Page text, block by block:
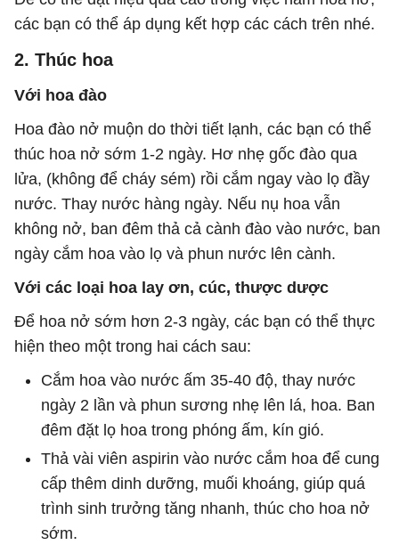
các bạn có thể áp dụng kết hợp các cách trên nhé.
2. Thúc hoa
Với hoa đào
Hoa đào nở muộn do thời tiết lạnh, các bạn có thể
thúc hoa nở sớm 1-2 ngày. Hơ nhẹ gốc đào qua
lửa, (không để cháy sém) rồi cắm ngay vào lọ đầy
nước. Thay nước hàng ngày. Nếu nụ hoa vẫn
không nở, ban đêm thả cả cành đào vào nước, ban
ngày cắm hoa vào lọ và phun nước lên cành.
Với các loại hoa lay ơn, cúc, thược dược
Để hoa nở sớm hơn 2-3 ngày, các bạn có thể thực
hiện theo một trong hai cách sau:
Cắm hoa vào nước ấm 35-40 độ, thay nước
ngày 2 lần và phun sương nhẹ lên lá, hoa. Ban
đêm đặt lọ hoa trong phóng ấm, kín gió.
Thả vài viên aspirin vào nước cắm hoa để cung
cấp thêm dinh dưỡng, muối khoáng, giúp quá
trình sinh trưởng tăng nhanh, thúc cho hoa nở
sớm.